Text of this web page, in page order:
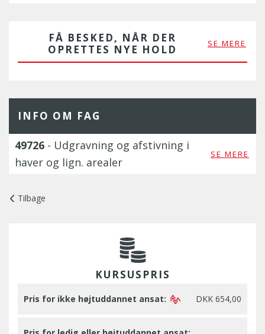
FÅ BESKED, NÅR DER
OPRETTES NYE HOLD
SE MERE
INFO OM FAG
49726 - Udgravning og afstivning i
haver og lign. arealer
SE MERE
Tilbage
KURSUSPRIS
Pris for ikke højtuddannet ansat: DKK 654,00